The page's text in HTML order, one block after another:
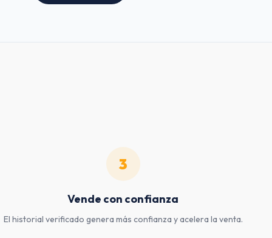
3
Vende con confianza
El historial verificado genera más confianza y acelera la venta.